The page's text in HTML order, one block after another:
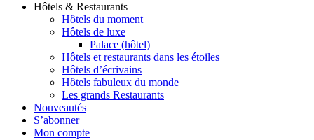
Hôtels & Restaurants
Hôtels du moment
Hôtels de luxe
Palace (hôtel)
Hôtels et restaurants dans les étoiles
Hôtels d’écrivains
Hôtels fabuleux du monde
Les grands Restaurants
Nouveautés
S’abonner
Mon compte